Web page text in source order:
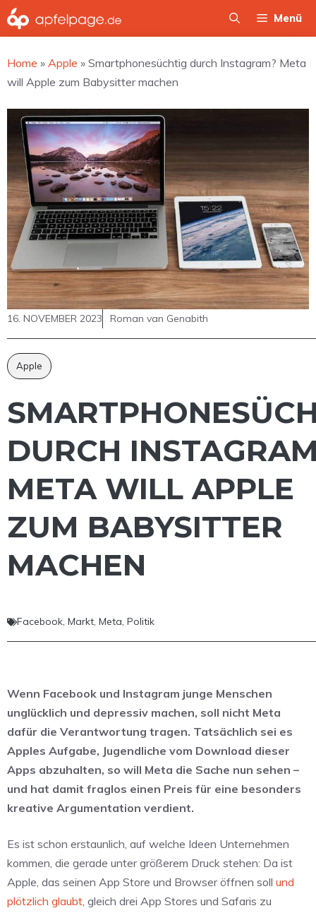
Zum
Inhalt
Menü
Home » Apple » Smartphonesüchtig durch Instagram? Meta
will Apple zum Babysitter machen
16. NOVEMBER 2023 Roman van Genabith
Apple
DURCH
META WILL APPLE
ZUM BABYSITTER
MACHEN
Facebook, Markt, Meta, Politik
Wenn Facebook und Instagram junge Menschen
unglücklich und depressiv machen, soll nicht Meta
dafür die Verantwortung tragen. Tatsächlich sei es
Apples Aufgabe, Jugendliche vom Download dieser
Apps abzuhalten, so will Meta die Sache nun sehen –
und hat damit fraglos einen Preis für eine besonders
kreative Argumentation verdient.
Es ist schon erstaunlich, auf welche Ideen Unternehmen
kommen, die gerade unter größerem Druck stehen: Da ist
Apple, das seinen App Store und Browser öffnen soll und
plötzlich glaubt, gleich drei App Stores und Safaris zu